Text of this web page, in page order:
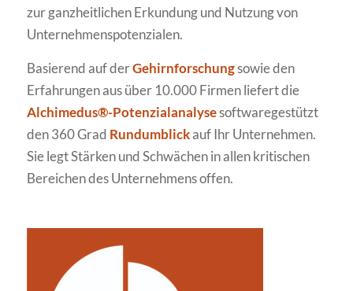
zur ganzheitlichen Erkundung und Nutzung von
Unternehmenspotenzialen.
Basierend auf derGehirnforschungsowie den
Erfahrungen aus über 10.000 Firmen liefert die
Alchimedus®-Potenzialanalysesoftwaregestützt
den 360 Grad Rundumblickauf Ihr Unternehmen.
Sie legt Stärken und Schwächen in allen kritischen
Bereichen des Unternehmens offen.